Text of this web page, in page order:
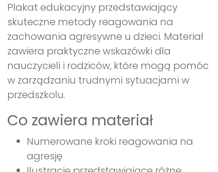
Plakat edukacyjny przedstawiający
skuteczne metody reagowania na
zachowania agresywne u dzieci. Materiał
zawiera praktyczne wskazówki dla
nauczycieli i rodziców, które mogą pomóc
w zarządzaniu trudnymi sytuacjami w
przedszkolu.
Co zawiera materiał
Numerowane kroki reagowania na
agresję